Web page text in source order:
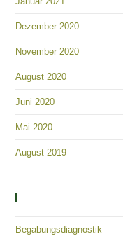
Dezember 2020
November 2020
August 2020
Juni 2020
Mai 2020
August 2019
Begabungsdiagnostik